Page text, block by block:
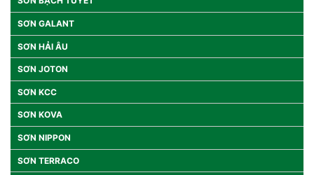
SƠN GALANT
SƠN HẢI ÂU
SƠN JOTON
SƠN KCC
SƠN KOVA
SƠN NIPPON
SƠN TERRACO